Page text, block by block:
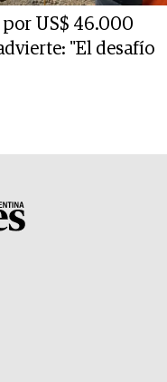
por US$ 46.000
"El desafío